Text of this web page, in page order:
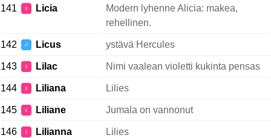
141 ♀ Licia
Modern lyhenne Alicia: makea,
rehellinen.
142 ♂ Licus ystävä Hercules
143 ♀ Lilac Nimi vaalean violetti kukinta pensas
144 ♀ Liliana Lilies
145 ♀ Liliane Jumala on vannonut
146 ♀ Lilianna Lilies